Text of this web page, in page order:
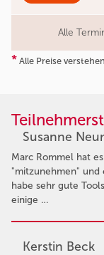
Alle
* Alle Preise
Susanne
Marc Rommel hat
"mitzunehmen" und
habe sehr gute
einige …
Kerstin Beck